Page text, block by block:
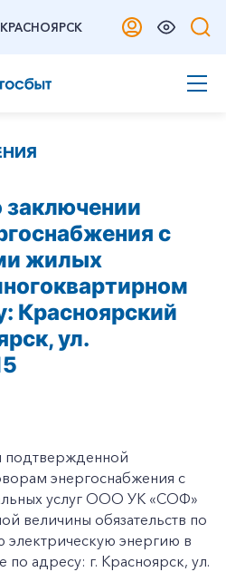
КРАСНОЯРСК
заключении
с
жилых
Красноярский
ул.
подтвержденной
энергоснабжения с
услуг ООО УК «СОФ»
величины обязательств по
электрическую энергию в
адресу: г. Красноярск, ул.